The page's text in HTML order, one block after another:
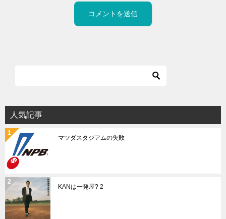
人気記事
マツダスタジアムの失敗
KANは一発屋? 2